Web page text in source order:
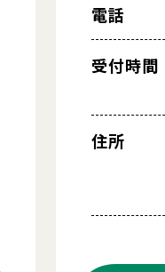
電話
受付時間
住所